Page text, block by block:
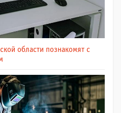
области познакомят с